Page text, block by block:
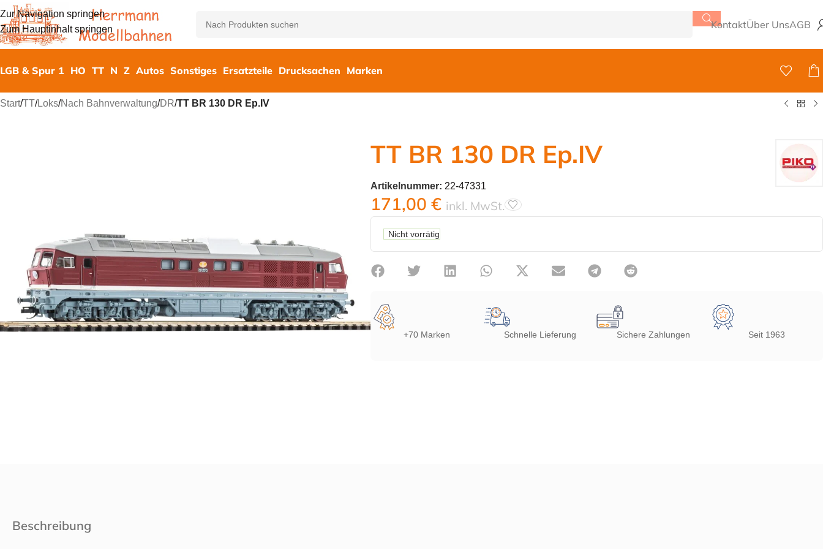
Zur Navigation springen
Zum Hauptinhalt springen
KontaktÜber UnsAGB
LGB & Spur 1 HO TT N Z Autos Sonstiges Ersatzteile Drucksachen Marken
Start/TT/Loks/Nach Bahnverwaltung/DR/TT BR 130 DR Ep.IV
TT BR 130 DR Ep.IV
Artikelnummer: 22-47331
171,00 € inkl. MwSt.
Nicht vorrätig
+70 Marken Schnelle Lieferung Sichere Zahlungen Seit 1963
Beschreibung